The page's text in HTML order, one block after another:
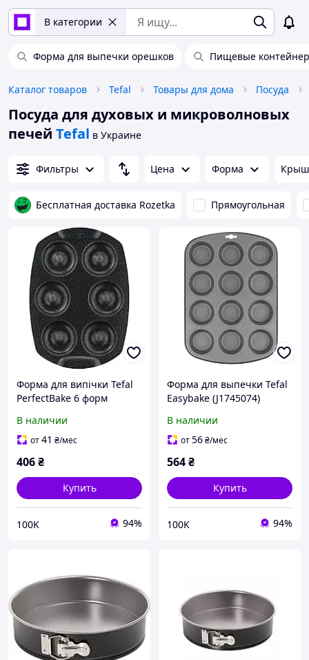
В категории
Форма для выпечки орешков Пищевые
Каталог товаров Tefal Товары для дома Посуда
Посуда для духовых и микроволновых
печей Tefal в Украине
Фильтры Цена Форма
Бесплатная доставка Rozetka Прямоугольная
Форма для випічки Tefal
PerfectBake 6 форм
В наличии
от41 ₴/мес
406₴
Купить
100K 94%
Форма для выпечки Tefal
Easybake (J1745074)
В наличии
от56₴/мес
564₴
Купить
100K 94%